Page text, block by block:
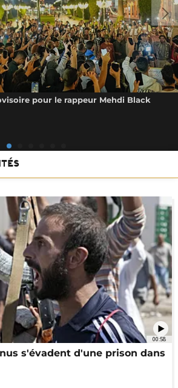
pour le rappeur Mehdi Black
00:58
s'évadent d'une prison dans